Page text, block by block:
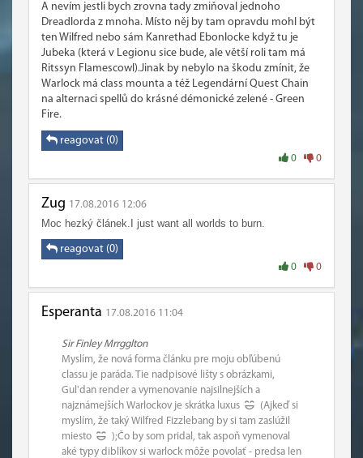
A nevím jestli bych zrovna tady zmiňoval jednoho
Dreadlorda z mnoha. Místo něj by tam opravdu mohl být
ten Wilfred nebo sám Kanrethad Ebonlocke když tu je
Jubeka (která v Legionu sice bude, ale větší roli tam má
Ritssyn Flamescowl).Jinak by nebylo na škodu zmínit, že
Warlock má class mounta a též Legendární Quest Chain
na alternaci spellů do krásné démonické zelené - Green
Fire.
reagovat (0)
0 0
Zug 17.08.2016 12:06
Moc hezký článek.I just want all worlds to burn.
reagovat (0)
0 0
Esperanta 17.08.2016 11:04
Sir Finley Mrrgglton
Myslím, že nová forma článku pre moju obľúbenú
classu je paráda. Tie nadpisové lišty s obrázkami,
Gul'dan render a vymenovanie najsilnejších a
najznámejších Warlockov je skrátka luxus
(Ajkeď si
myslím, že taký Wilfred Fizzlebang by si tam zaslúžil
miesto
);Čo by som pridal, tak aspoň vymenoval
aké typy diblíkov si warlock môže povolať - predsa len